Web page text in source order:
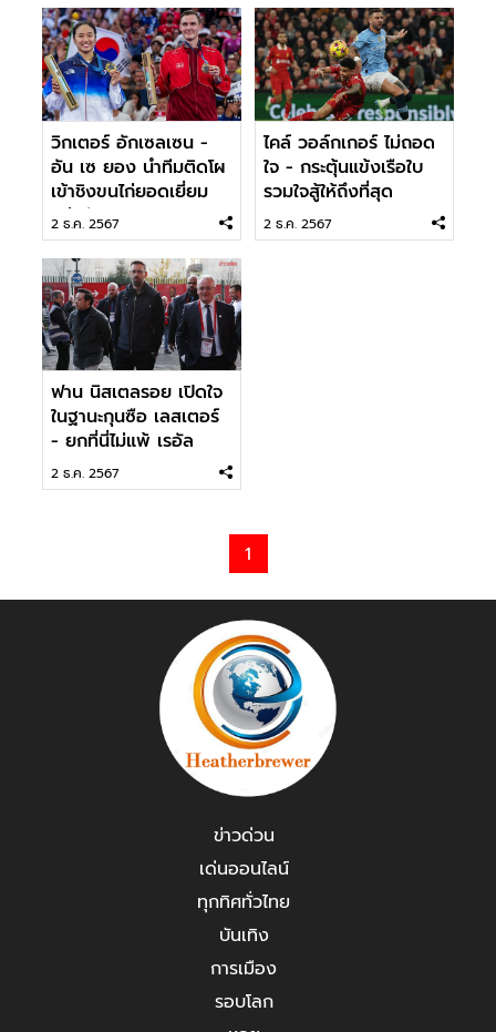
วิกเตอร์ อักเซลเซน -
อัน เซ ยอง นำทีมติดโผ
เข้าชิงขนไก่ยอดเยี่ยม
แห่งปี
2 ธ.ค. 2567
ไคล์ วอล์กเกอร์ ไม่ถอด
ใจ - กระตุ้นแข้งเรือใบ
รวมใจสู้ให้ถึงที่สุด
2 ธ.ค. 2567
ฟาน นิสเตลรอย เปิดใจ
ในฐานะกุนซือ เลสเตอร์
- ยกที่นี่ไม่แพ้ เรอัล
มาดริด
2 ธ.ค. 2567
1
ข่าวด่วน
เด่นออนไลน์
ทุกทิศทั่วไทย
บันเทิง
การเมือง
รอบโลก